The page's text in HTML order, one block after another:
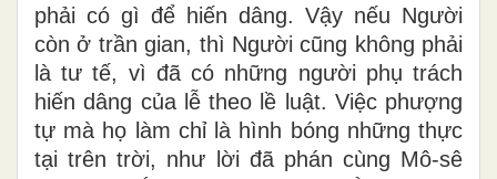
phải có gì để hiến dâng. Vậy nếu Người
còn ở trần gian, thì Người cũng không phải
là tư tế, vì đã có những người phụ trách
hiến dâng của lễ theo lề luật. Việc phượng
tự mà họ làm chỉ là hình bóng những thực
tại trên trời, như lời đã phán cùng Mô-sê